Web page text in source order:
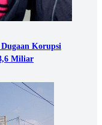
Korupsi
Miliar